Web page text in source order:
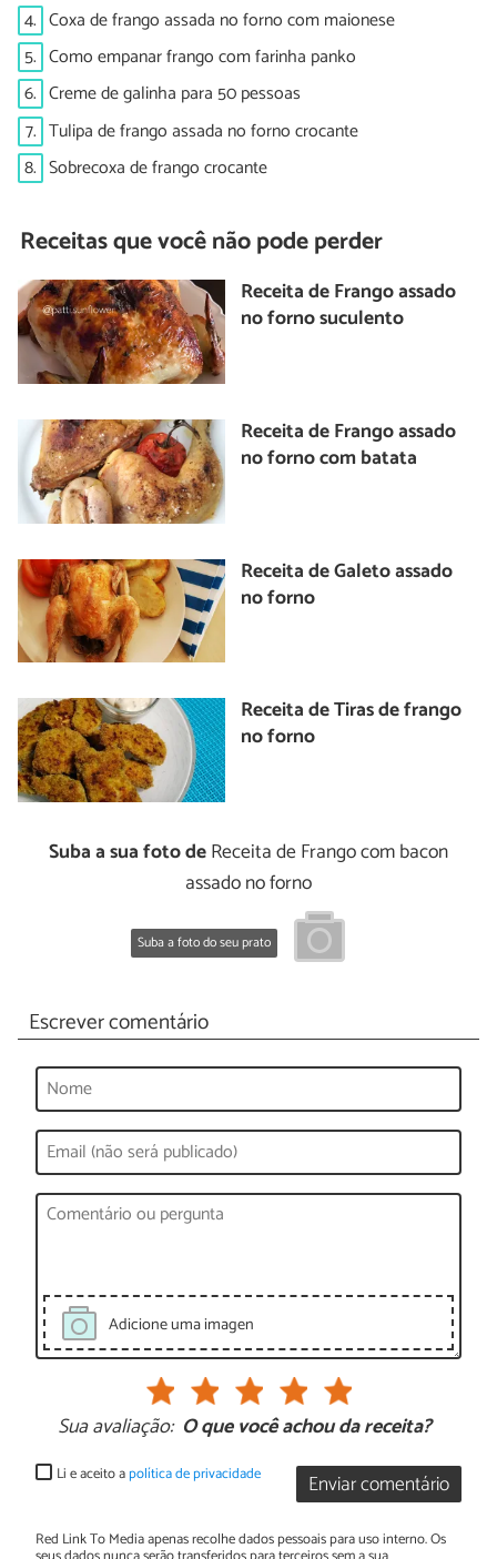
4. Coxa de frango assada no forno com maionese
5. Como empanar frango com farinha panko
6. Creme de galinha para 50 pessoas
7. Tulipa de frango assada no forno crocante
8. Sobrecoxa de frango crocante
Receitas que você não pode perder
Receita de Frango assado
no forno suculento
Receita de Frango assado
no forno com batata
Receita de Galeto assado
no forno
Receita de Tiras de frango
no forno
Suba a sua foto deReceita de Frango com bacon
assado no forno
Suba a foto do seu prato
Escrever comentário
Adicione uma imagen
Sua avaliação: O que você achou da receita?
Enviar comentário
Li e aceito apolítica de privacidade
Red Link To Media apenas recolhe dados pessoais para uso interno. Os